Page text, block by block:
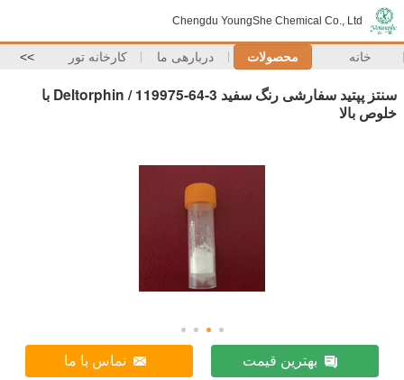
Chengdu YoungShe Chemical Co., Ltd
خانه محصولات دربارهی ما کارخانه تور >>
سنتز پپتید سفارشی رنگ سفید Deltorphin / 119975-64-3 با
خلوص بالا
بهترین قیمت تماس با ما